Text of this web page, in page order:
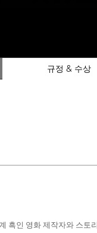
규정 & 수상
인 영화 제작자와 스